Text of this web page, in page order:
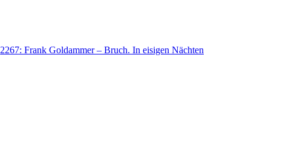
2267: Frank Goldammer – Bruch. In eisigen Nächten